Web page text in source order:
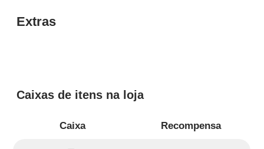
Extras
Caixas de itens na loja
Caixa Recompensa